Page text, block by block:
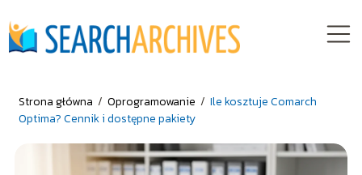
Strona główna / Oprogramowanie / Ile kosztuje Comarch
Optima? Cennik i dostępne pakiety